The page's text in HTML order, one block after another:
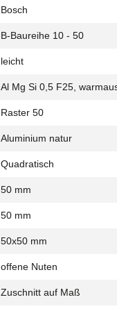
Bosch
B-Baureihe 10 - 50
leicht
Al Mg Si 0,5 F25,
Raster 50
Aluminium natur
Quadratisch
50 mm
50 mm
50x50 mm
offene Nuten
Zuschnitt auf Maß